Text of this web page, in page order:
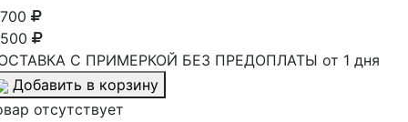
С ПРИМЕРКОЙ БЕЗ ПРЕДОПЛАТЫ от 1 дня
Добавить в корзину
отсутствует